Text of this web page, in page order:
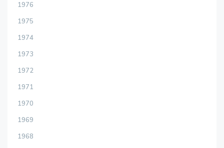
1976
1975
1974
1973
1972
1971
1970
1969
1968